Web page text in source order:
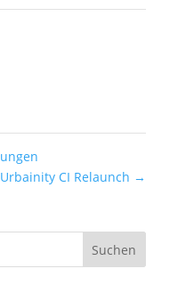
Urbainity CI Relaunch →
Suchen